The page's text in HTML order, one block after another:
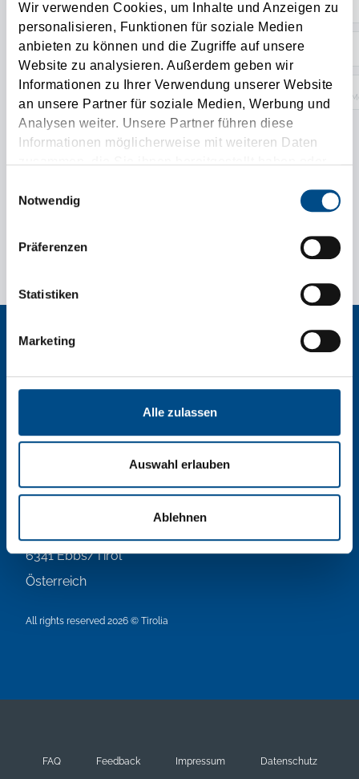
Wir verwenden Cookies, um Inhalte und Anzeigen zu
personalisieren, Funktionen für soziale Medien
anbieten zu können und die Zugriffe auf unsere
Website zu analysieren. Außerdem geben wir
Informationen zu Ihrer Verwendung unserer Website
an unsere Partner für soziale Medien, Werbung und
Analysen weiter. Unsere Partner führen diese
Informationen möglicherweise mit weiteren Daten
zusammen, die Sie ihnen bereitgestellt haben oder
gesammelt haben.
Notwendig
Präferenzen
Statistiken
Marketing
Alle zulassen
Auswahl erlauben
Ablehnen
Aggiungere camion
Tirolia Spedition Ges.m.b.H.
6341 Ebbs/Tirol
Österreich
All rights reserved 2026 © Tirolia
FAQ Feedback Impressum Datenschutz